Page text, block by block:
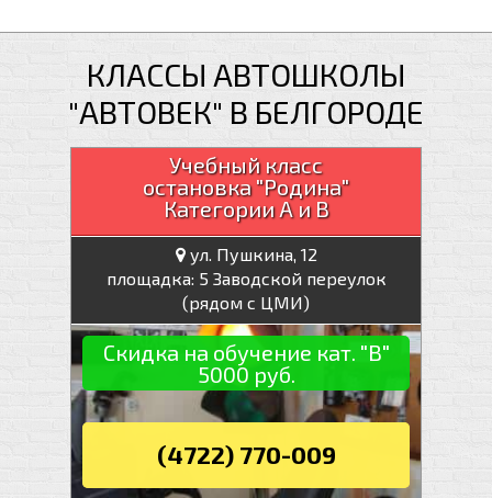
КЛАССЫ АВТОШКОЛЫ
"АВТОВЕК" В БЕЛГОРОДЕ
Учебный класс
остановка "Родина"
Категории А и В
ул. Пушкина, 12
площадка: 5 Заводской переулок
(рядом с ЦМИ)
Скидка на обучение кат. "В"
5000 руб.
(4722) 770-009